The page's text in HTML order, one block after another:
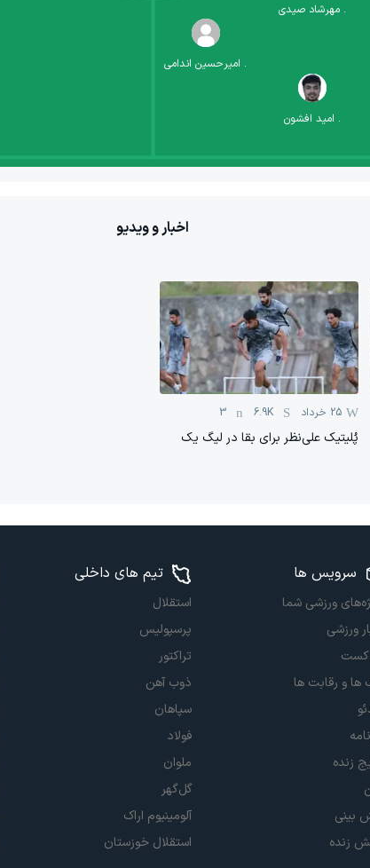
. امید افشون
.مهرشاد صیدی
. امیرحسین اندامی
اخبار و ویدیو
25 خرداد 6.9K
3
پُلیتیک علی‌نظر برای بقا در لیگ یک
سرویس ها
ورزشی شما
ورزشی
ها و رقابت ها
زنده
بینی
زنده
تیم های داخلی
استقلال
پرسپولیس
تراکتور
ذوب آهن
سپاهان
فولاد
ملوان
گل‌گهر
آلومینیوم اراک
استقلال خوزستان